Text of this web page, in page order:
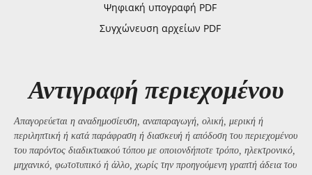
Ψηφιακή υπογραφή PDF
Συγχώνευση αρχείων PDF
Αντιγραφή περιεχομένου
Απαγορεύεται η αναδημοσίευση, αναπαραγωγή, ολική, μερική ή
περιληπτική ή κατά παράφραση ή διασκευή ή απόδοση του περιεχομένου
του παρόντος διαδικτυακού τόπου με οποιονδήποτε τρόπο, ηλεκτρονικό,
μηχανικό, φωτοτυπικό ή άλλο, χωρίς την προηγούμενη γραπτή άδεια του